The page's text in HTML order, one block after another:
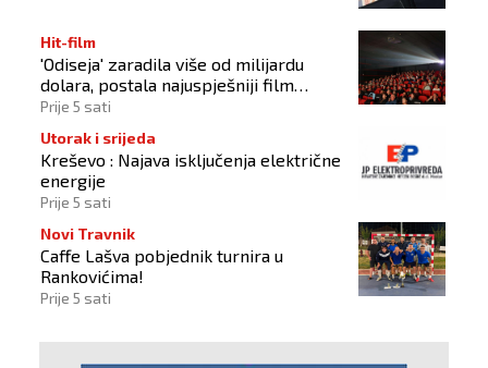
Hit-film
'Odiseja' zaradila više od milijardu
dolara, postala najuspješniji film
Christophera Nolana
Prije 5 sati
Utorak i srijeda
Kreševo : Najava isključenja električne
energije
Prije 5 sati
Novi Travnik
Caffe Lašva pobjednik turnira u
Rankovićima!
Prije 5 sati